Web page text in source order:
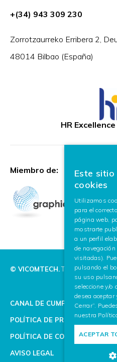
+(34) 943 309 230
Zorrotzaurreko Erribera 2,
48014 Bilbao (España)
HR
Miembro de:
© VICOMTECH.Todos los
CANAL DE CUMPLIMIENTO
POLÍTICA DE PRIVACIDAD
POLÍTICA DE COOKIES
AVISO LEGAL
Este
cookies
Utilizamos
para el
página web,
mostrarte
a un perfil
de
visitadas).
pulsando el
su uso
seleccione y/o
desea aceptar
Cerrar”.
nuestra
ACEPTAR